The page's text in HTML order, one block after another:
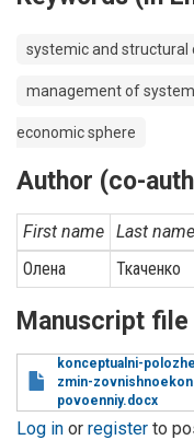
systemic and structural
management of
economic sphere
Author (co-
First name Last name
Олена
Ткаченко
Manuscript file
konceptualni-
zmin-
povoenniy.docx
Log in or register to